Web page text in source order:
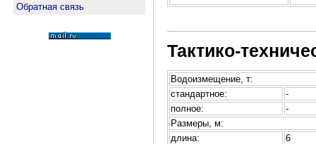
Обратная связь
Тактико-
Водоизмещение, т:
стандартное:
-
полное:
-
Размеры, м:
длина:
6